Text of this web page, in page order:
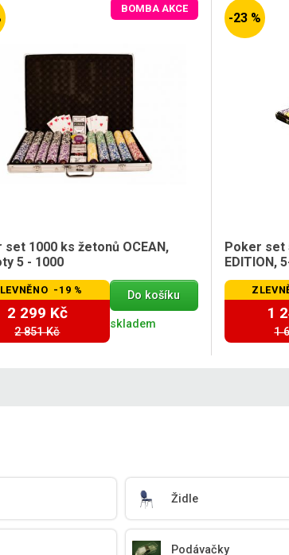
BOMBA AKCE
set 1000 ks žetonů OCEAN,
5 - 1000
-19 %
2 299 Kč
2 851 Kč
Do košíku
skladem
-23 %
Poker set
EDITION,
1
1
Židle
Podávačky